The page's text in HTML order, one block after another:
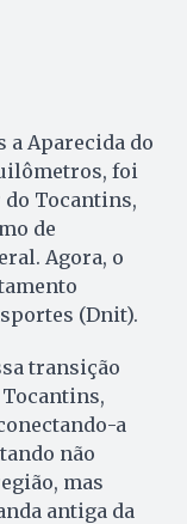
a Aparecida do
foi
Tocantins,
de
Agora, o
(Dnit).
transição
a
não
mas
antiga da